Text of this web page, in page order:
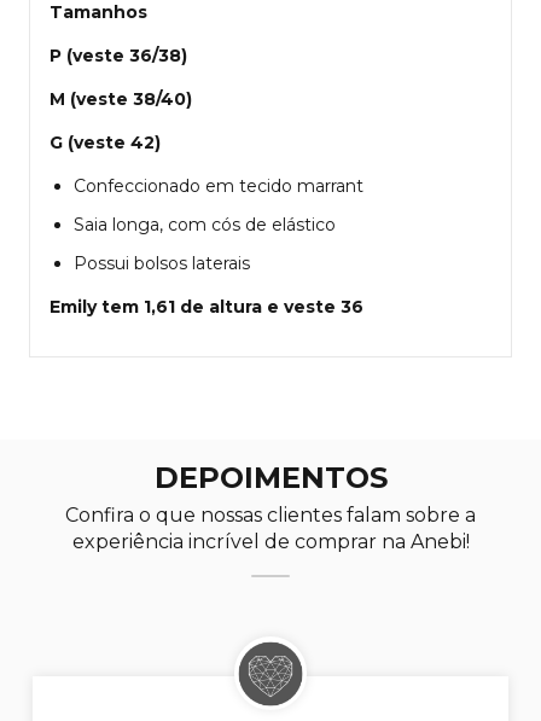
Tamanhos
P (veste 36/38)
M (veste 38/40)
G (veste 42)
Confeccionado em tecido marrant
Saia longa, com cós de elástico
Possui bolsos laterais
Emily tem 1,61 de altura e veste 36
DEPOIMENTOS
Confira o que nossas clientes falam sobre a
experiência incrível de comprar na Anebi!